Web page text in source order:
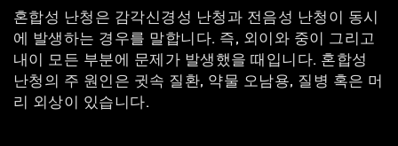
혼합성 난청은 감각신경성 난청과 전음성 난청이 동시
에 발생하는 경우를 말합니다. 즉, 외이와 중이 그리고
내이 모든 부분에 문제가 발생했을 때입니다. 혼합성
난청의 주 원인은 귓속 질환, 약물 오남용, 질병 혹은 머
리 외상이 있습니다.